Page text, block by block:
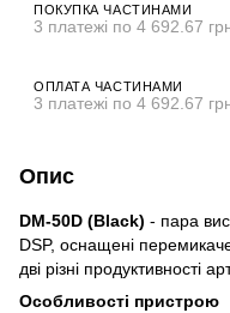
ПОКУПКА ЧАСТИНАМИ
3 платежі по 4 692.67
ОПЛАТА ЧАСТИНАМИ
3 платежі по 4 692.67
Опис
DM-50D (Black) - пара
DSP, оснащені
дві різні продуктивності
Особливості пристрою